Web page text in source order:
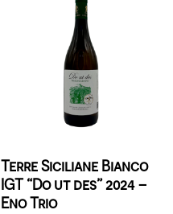
Terre Siciliane Bianco
IGT “Do ut des” 2024 –
Eno Trio